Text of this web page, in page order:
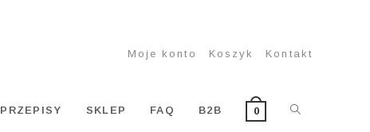
Moje konto Koszyk Kontakt
PRZEPISY SKLEP FAQ B2B 0 TOGGLE